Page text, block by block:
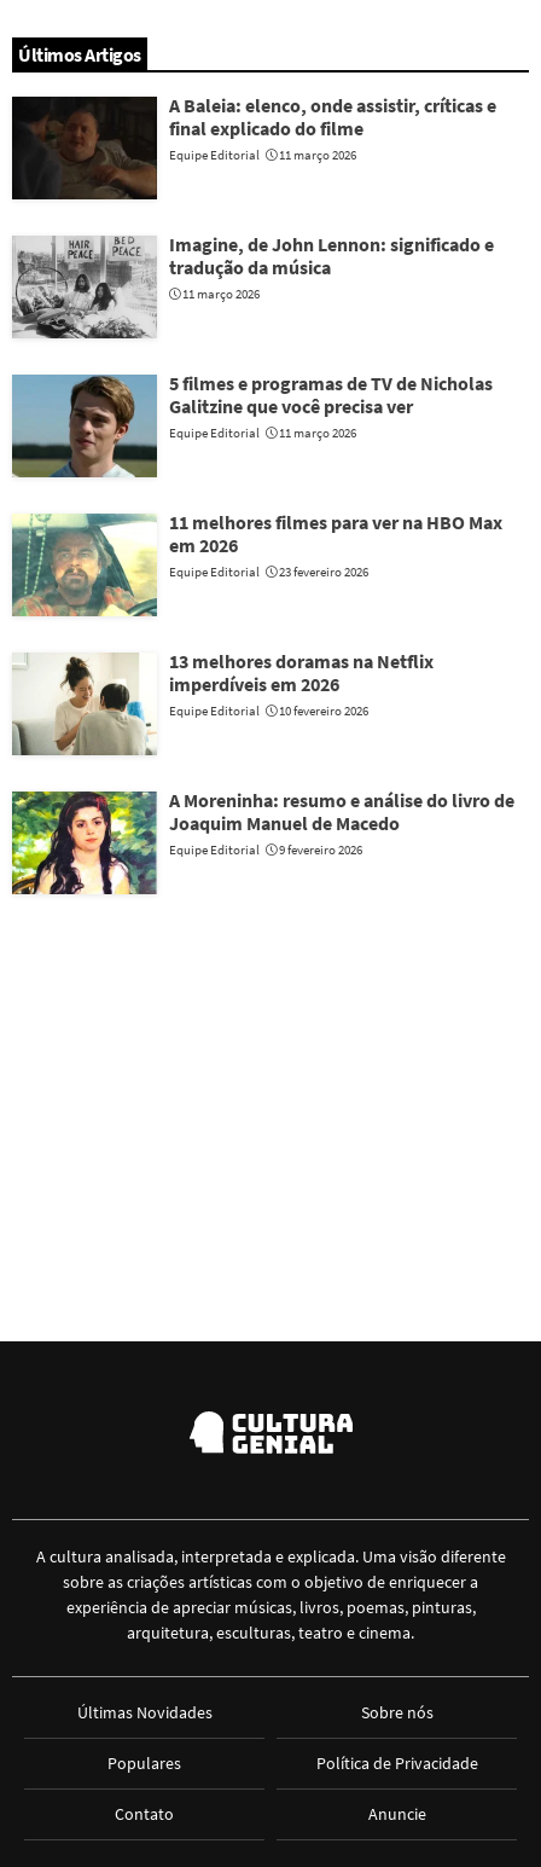
Últimos Artigos
A Baleia: elenco, onde assistir, críticas e
final explicado do filme
Equipe Editorial 11 março 2026
Imagine, de John Lennon: significado e
tradução da música
11 março 2026
5 filmes e programas de TV de Nicholas
Galitzine que você precisa ver
Equipe Editorial 11 março 2026
11 melhores filmes para ver na HBO Max
em 2026
Equipe Editorial 23 fevereiro 2026
13 melhores doramas na Netflix
imperdíveis em 2026
Equipe Editorial 10 fevereiro 2026
A Moreninha: resumo e análise do livro de
Joaquim Manuel de Macedo
Equipe Editorial 9 fevereiro 2026
A cultura analisada, interpretada e explicada. Uma visão diferente
sobre as criações artísticas com o objetivo de enriquecer a
experiência de apreciar músicas, livros, poemas, pinturas,
arquitetura, esculturas, teatro e cinema.
Últimas Novidades
Populares
Contato
Sobre nós
Política de Privacidade
Anuncie